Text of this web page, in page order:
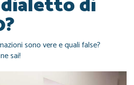
sono vere e quali false?
sai!